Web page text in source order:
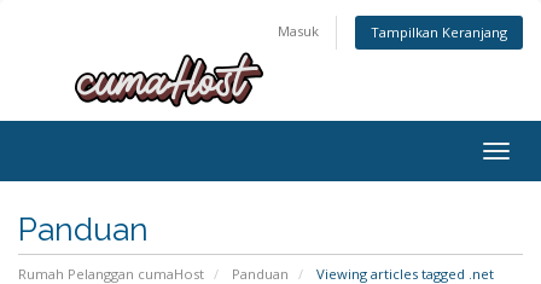
Masuk Tampilkan Keranjang
Panduan
Rumah Pelanggan cumaHost Panduan Viewing articles tagged .net